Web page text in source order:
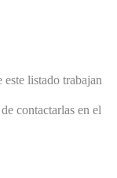
este listado trabajan
contactarlas en el